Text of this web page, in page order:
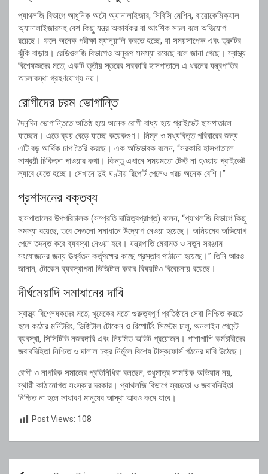
প্যাথলজি বিভাগে আধুনিক অটো অ্যানালাইজার, সিবিসি মেশিন, বায়োকেমিক্যাল
অ্যানালাইজারসহ বেশ কিছু যন্ত্র অকার্যকর বা আংশিক সচল বলে অভিযোগ
রয়েছে। ফলে অনেক পরীক্ষা ম্যানুয়ালি করতে হচ্ছে, যা সময়সাপেক্ষ এবং ত্রুটির
ঝুঁকি বাড়ায়। রেডিওলজি বিভাগেও অনুরূপ সমস্যা রয়েছে বলে জানা গেছে। স্বাস্থ্য
বিশেষজ্ঞদের মতে, একটি তৃতীয় স্তরের সরকারি হাসপাতালে এ ধরনের যন্ত্রপাতির
অচলাবস্থা গ্রহণযোগ্য নয়।
রোগীদের চরম ভোগান্তি
দৈনন্দিন ভোগান্তিতে অতিষ্ঠ হয়ে অনেক রোগী বাধ্য হয়ে প্রাইভেট হাসপাতালে
যাচ্ছেন। এতে ব্যয় বেড়ে যাচ্ছে কয়েকগুণ। নিম্ন ও মধ্যবিত্ত পরিবারের জন্য
এটি বড় আর্থিক চাপ তৈরি করছে। এক অভিভাবক বলেন, “সরকারি হাসপাতালে
সাশ্রয়ী চিকিৎসা পাওয়ার কথা। কিন্তু এখানে সময়মতো টেস্ট না হওয়ায় প্রাইভেট
ল্যাবে যেতে হচ্ছে। সেখানে দুই ঘণ্টায় রিপোর্ট পেলেও খরচ অনেক বেশি।”
প্রশাসনের বক্তব্য
হাসপাতালের উপপরিচালক (সম্প্রতি দায়িত্বপ্রাপ্ত) বলেন, “প্যাথলজি বিভাগে কিছু
সমস্যা রয়েছে, তবে সেগুলো সমাধানে উদ্যোগ নেওয়া হয়েছে। অনিয়মের অভিযোগ
পেলে তদন্ত করে ব্যবস্থা নেওয়া হবে। যন্ত্রপাতি মেরামত ও নতুন সরঞ্জাম
সংযোজনের জন্য ঊর্ধ্বতন কর্তৃপক্ষের কাছে প্রস্তাব পাঠানো হয়েছে।” তিনি আরও
জানান, টোকেন ব্যবস্থাপনা ডিজিটাল করার বিষয়টিও বিবেচনায় রয়েছে।
দীর্ঘমেয়াদি সমাধানের দাবি
স্বাস্থ্য বিশ্লেষকদের মতে, খুমেকের মতো গুরুত্বপূর্ণ প্রতিষ্ঠানে সেবা নিশ্চিত করতে
হলে কঠোর মনিটরিং, ডিজিটাল টোকেন ও রিপোর্টিং সিস্টেম চালু, অনলাইন পেমেন্ট
ব্যবস্থা, সিসিটিভি নজরদারি এবং নিয়মিত অডিট প্রয়োজন। পাশাপাশি কর্মচারীদের
জবাবদিহিতা নিশ্চিত ও দালাল চক্র নির্মূলে বিশেষ টাস্কফোর্স গঠনের দাবি উঠেছে।
রোগী ও নাগরিক সমাজের প্রতিনিধিরা বলছেন, শুধুমাত্র সাময়িক অভিযান নয়,
স্থায়ী কাঠামোগত সংস্কার দরকার। প্যাথলজি বিভাগে স্বচ্ছতা ও জবাবদিহিতা
নিশ্চিত না হলে সাধারণ মানুষের আস্থা আরও কমে যাবে।
Post Views: 108
Post